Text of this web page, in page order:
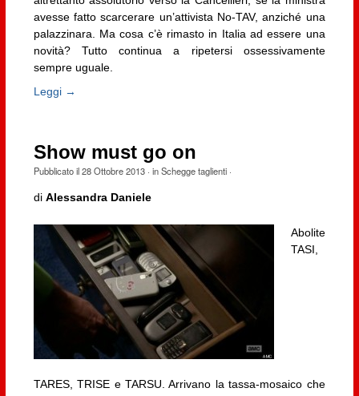
avesse fatto scarcerare un’attivista No-TAV, anziché una
palazzinara. Ma cosa c’è rimasto in Italia ad essere una
novità? Tutto continua a ripetersi ossessivamente
sempre uguale.
Leggi →
Show must go on
Pubblicato il28 Ottobre 2013· inSchegge taglienti·
di Alessandra Daniele
Abolite
TASI,
TARES, TRISE e TARSU. Arrivano la tassa-mosaico che